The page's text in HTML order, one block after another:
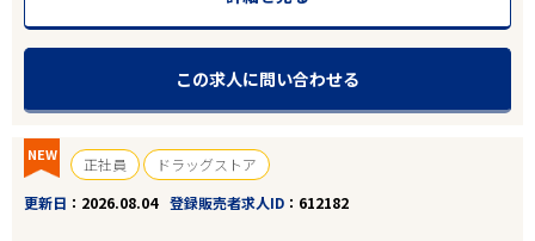
この求人に問い合わせる
NEW 正社員
ドラッグストア
更新日
2026.08.04 登録販売者求人ID 612182